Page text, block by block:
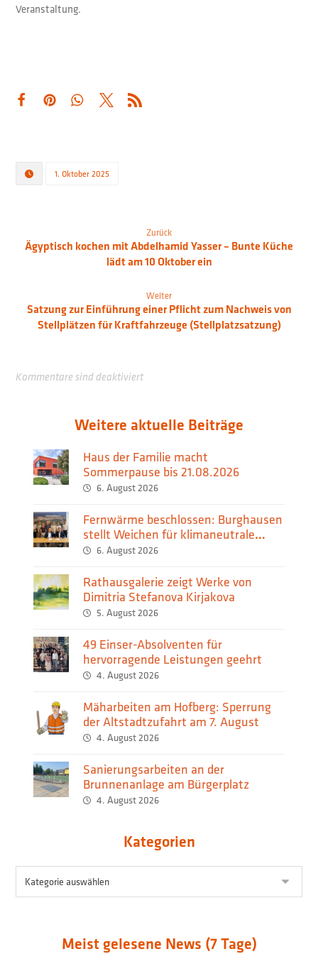
Veranstaltung.
1. Oktober 2025
Zurück
Ägyptisch kochen mit Abdelhamid Yasser – Bunte Küche
lädt am 10 Oktober ein
Weiter
Satzung zur Einführung einer Pflicht zum Nachweis von
Stellplätzen für Kraftfahrzeuge (Stellplatzsatzung)
Kommentare sind deaktiviert
Weitere aktuelle Beiträge
Haus der Familie macht
Sommerpause bis 21.08.2026
6. August 2026
Fernwärme beschlossen: Burghausen
stellt Weichen für klimaneutrale
Wärmeversorgung
6. August 2026
Rathausgalerie zeigt Werke von
Dimitria Stefanova Kirjakova
5. August 2026
49 Einser-Absolventen für
hervorragende Leistungen geehrt
4. August 2026
Mäharbeiten am Hofberg: Sperrung
der Altstadtzufahrt am 7. August
4. August 2026
Sanierungsarbeiten an der
Brunnenanlage am Bürgerplatz
4. August 2026
Kategorien
Meist gelesene News (7 Tage)